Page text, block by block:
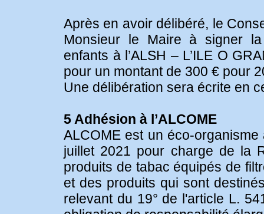
Après en avoir délibéré, le
Monsieur le Maire à signer la
enfants à l’ALSH – L’ILE O
pour un montant de 300 € pour
Une délibération sera écrite en
5 Adhésion à l’ALCOME
ALCOME est un éco-
juillet 2021 pour charge de la
produits de tabac équipés de
et des produits qui sont
relevant du 19° de l'article L.